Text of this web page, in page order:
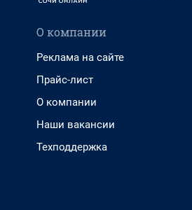
О компании
Реклама на сайте
Прайс-лист
О компании
Наши вакансии
Техподдержка